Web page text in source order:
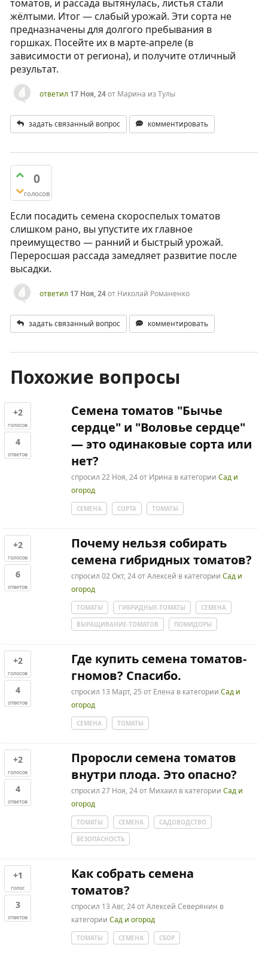
томатов, и рассада вытянулась, листья стали
жёлтыми. Итог — слабый урожай. Эти сорта не
предназначены для долгого пребывания в
горшках. Посейте их в марте-апреле (в
зависимости от региона), и получите отличный
результат.
ответил 17 Ноя, 24от Марина из Тулы
задать связанный вопрос комментировать
0
голосов
Если посадить семена скороспелых томатов
слишком рано, вы упустите их главное
преимущество — ранний и быстрый урожай.
Переросшая рассада замедляет развитие после
высадки.
ответил 17 Ноя, 24от Николай Романенко
задать связанный вопрос комментировать
Похожие вопросы
+2
голосов
4
ответов
Семена томатов "Бычье
сердце" и "Воловье сердце"
— это одинаковые сорта или
нет?
спросил 22 Ноя, 24 от Ирина в категории Сад и
огород
СЕМЕНА СОРТА ТОМАТЫ
+2
голосов
6
ответов
Почему нельзя собирать
семена гибридных томатов?
спросил 02 Окт, 24 отАлексей в категории Сад и
огород
ТОМАТЫ ГИБРИДНЫЕ-ТОМАТЫ
СЕМЕНА
ВЫРАЩИВАНИЕ-ТОМАТОВ
ПОМИДОРЫ
+2
голосов
4
ответов
Где купить семена томатов-
гномов? Спасибо.
спросил 13 Март, 25 от Елена в категории Сад и
огород
СЕМЕНА ТОМАТЫ
+2
голосов
4
ответов
Проросли семена томатов
внутри плода. Это опасно?
спросил 27 Ноя, 24 от Михаил в категории Сад и
огород
ТОМАТЫ СЕМЕНА
САДОВОДСТВО
БЕЗОПАСНОСТЬ
+1
голос
3
ответов
Как собрать семена
томатов?
спросил 13 Авг, 24 отАлексей Северянин в
категории Сад и огород
ТОМАТЫ СЕМЕНА СБОР